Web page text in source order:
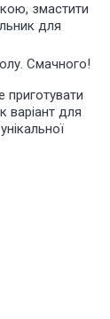
змастити
для
Смачного!
приготувати
варіант для